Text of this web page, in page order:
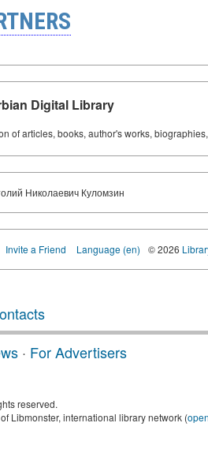
Digital Library
of articles, books, author's works,
Николаевич Куломзин
Invite a Friend Language (en) © 2026
· For Advertisers
reserved.
Libmonster, international library network (